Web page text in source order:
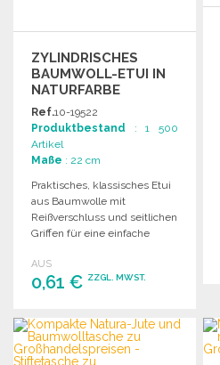
ZYLINDRISCHES
BAUMWOLL-ETUI IN
NATURFARBE
Ref.10-19522
Produktbestand : 1 500
Artikel
Maße : 22 cm
Praktisches, klassisches Etui
aus Baumwolle mit
Reißverschluss und seitlichen
Griffen für eine einfache
AUS
0,61 € ZZGL. MWST.
BESTELLEN
Angebot anfordern